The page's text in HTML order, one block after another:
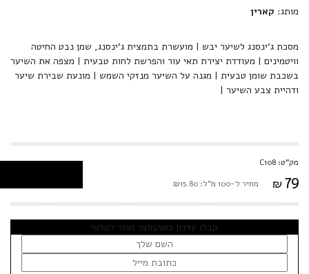
מותג: קארין
מסכת ג'ינסנג לשיער יבש | מועשרת בתמצית ג'ינסנג, שמן נבט החיטה
וויטמינים | מעודדת יצירת תאי עור והפרשת לחות טבעית | מצפה את השיער
בשכבת שומן טבעית | מגנה על השיער מנזקי השמש | מונעת שבירת שיער
ודהיית צבע השיער |
מק"ט: C108
₪ 79 מחיר ל-100 מ"ל: ₪15.80
קבלו עדכון כשהמוצר חוזר למלאי